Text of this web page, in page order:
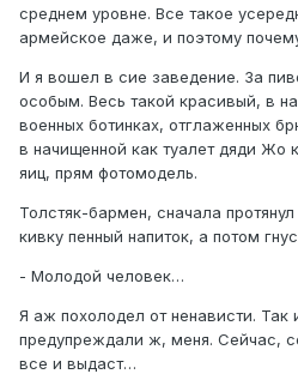
среднем уровне. Все такое
армейское даже, и поэтому
И я вошел в сие заведение. За
особым. Весь такой красивый, в
военных ботинках, отглаженных
в начищенной как туалет дяди Жо
яиц, прям фотомодель.
Толстяк-бармен, сначала
кивку пенный напиток, а потом
- Молодой человек…
Я аж похолодел от ненависти. Так
предупреждали ж, меня. Сейчас,
все и выдаст…